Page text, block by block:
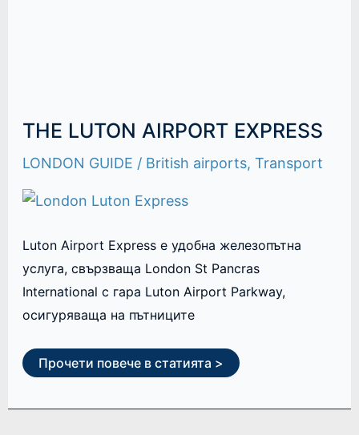
THE LUTON AIRPORT EXPRESS
LONDON GUIDE / British airports, Transport
Luton Airport Express е удобна железопътна
услуга, свързваща London St Pancras
International с гара Luton Airport Parkway,
осигуряваща на пътниците
Прочети повече в статията >